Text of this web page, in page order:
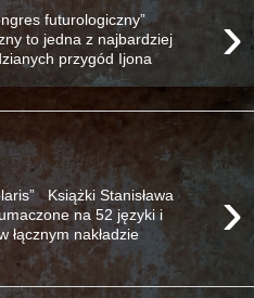
›
futurologiczny”
to jedna z najbardziej
przygód Ijona
›
Książki Stanisława
na 52 języki i
łącznym nakładzie